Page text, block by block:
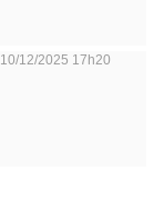
10/12/2025 17h20